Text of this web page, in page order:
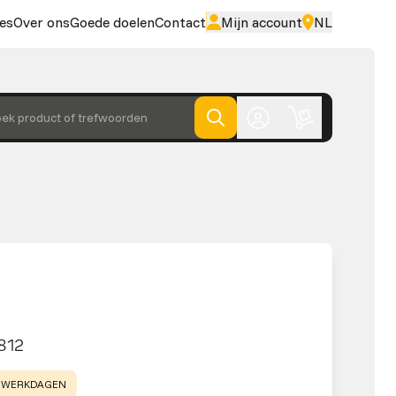
Over onsGoede doelenContact Mijn account NL
product of trefwoorden